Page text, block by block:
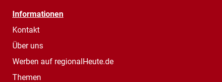
Informationen
Kontakt
Über uns
Werben auf regionalHeute.de
Themen